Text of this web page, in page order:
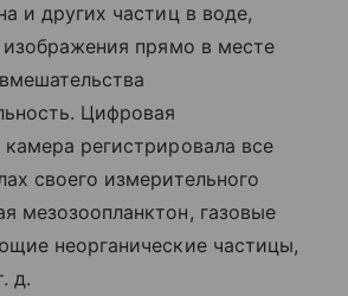
и других частиц в воде,
изображения прямо в месте
Цифровая
камера регистрировала все
своего измерительного
мезозоопланктон, газовые
неорганические частицы,
д.